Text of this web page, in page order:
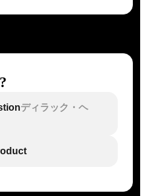
ディラック・ヘ